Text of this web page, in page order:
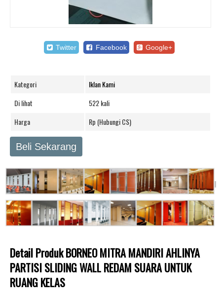
Twitter Facebook Google+
Kategori
Iklan Kami
Di lihat
522 kali
Harga
Rp (Hubungi CS)
Beli Sekarang
Detail Produk BORNEO MITRA MANDIRI AHLINYA
PARTISI SLIDING WALL REDAM SUARA UNTUK
RUANG KELAS